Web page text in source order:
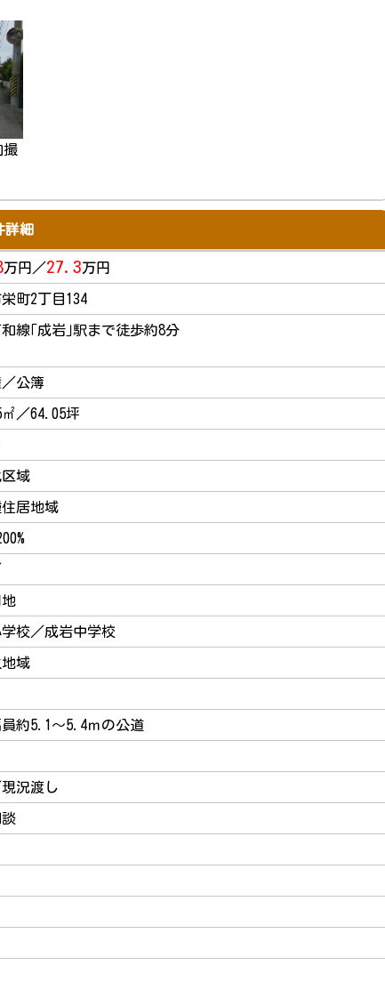
撮
細
万円／27.3万円
町2丁目134
線｢成岩｣駅まで徒歩約8分
公簿
／64.05坪
域
居地域
校／成岩中学校
域
約5.1～5.4ｍの公道
況渡し
談